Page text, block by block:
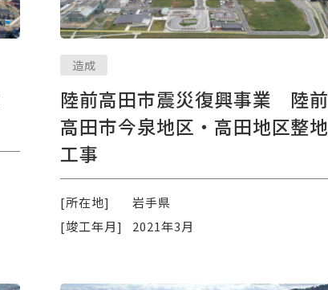
造成
陸前高田市震災復興事業 陸前
高田市今泉地区・高田地区整地
工事
[所在地]
岩手県
[竣工年月]
2021年3月